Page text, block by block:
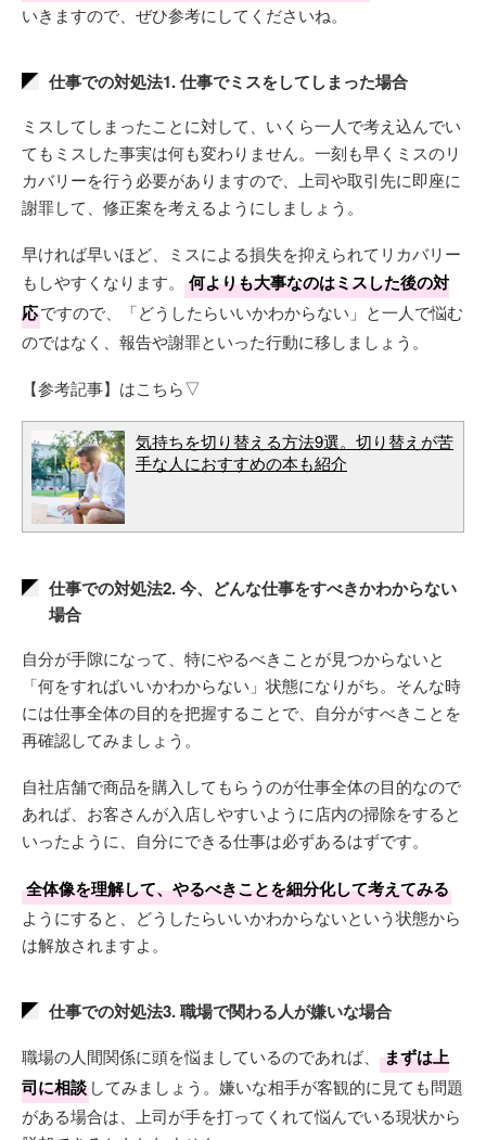
いきますので、ぜひ参考にしてくださいね。
仕事での対処法1. 仕事でミスをしてしまった場合
ミスしてしまったことに対して、いくら一人で考え込んでい
てもミスした事実は何も変わりません。一刻も早くミスのリ
カバリーを行う必要がありますので、上司や取引先に即座に
謝罪して、修正案を考えるようにしましょう。
早ければ早いほど、ミスによる損失を抑えられてリカバリー
もしやすくなります。
何よりも大事なのはミスした後の対
応ですので、「どうしたらいいかわからない」と一人で悩む
のではなく、報告や謝罪といった行動に移しましょう。
【参考記事】はこちら▽
気持ちを切り替える方法9選。切り替えが苦
手な人におすすめの本も紹介
仕事での対処法2. 今、どんな仕事をすべきかわからない
場合
自分が手隙になって、特にやるべきことが見つからないと
「何をすればいいかわからない」状態になりがち。そんな時
には仕事全体の目的を把握することで、自分がすべきことを
再確認してみましょう。
自社店舗で商品を購入してもらうのが仕事全体の目的なので
あれば、お客さんが入店しやすいように店内の掃除をすると
いったように、自分にできる仕事は必ずあるはずです。
全体像を理解して、やるべきことを細分化して考えてみる
ようにすると、どうしたらいいかわからないという状態から
は解放されますよ。
仕事での対処法3. 職場で関わる人が嫌いな場合
職場の人間関係に頭を悩ましているのであれば、
まずは上
司に相談 してみましょう。嫌いな相手が客観的に見ても問題
がある場合は、上司が手を打ってくれて悩んでいる現状から